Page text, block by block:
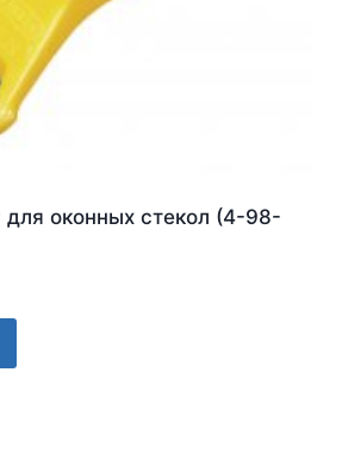
для оконныx стекол (4-98-